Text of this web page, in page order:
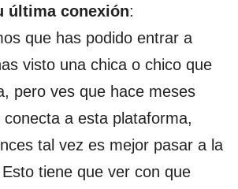
última conexión:
que has podido entrar a
visto una chica o chico que
pero ves que hace meses
a esta plataforma,
tal vez es mejor pasar a la
tiene que ver con que